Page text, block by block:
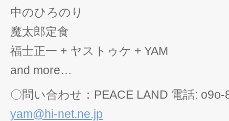
中のひろのり
魔太郎定食
福士正一 + ヤストゥケ + YAM
and more…
〇問い合わせ：PEACE LAND 電話:
yam@hi-net.ne.jp